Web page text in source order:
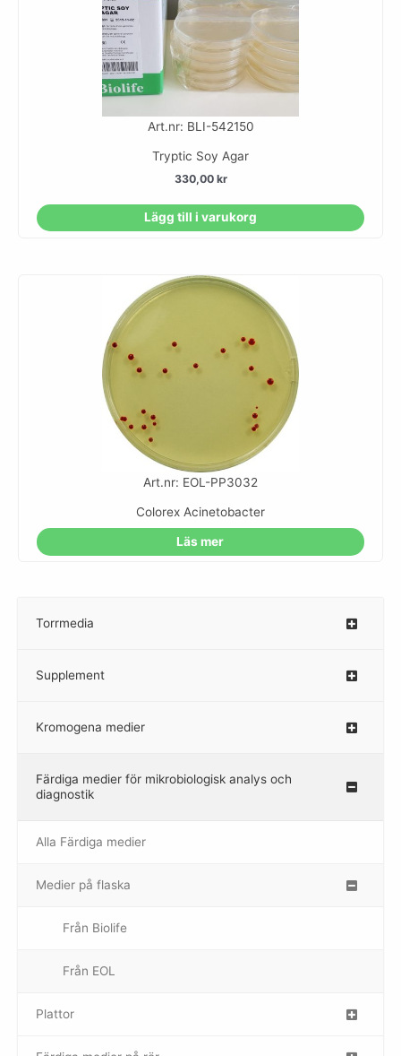
Art.nr: BLI-542150
Tryptic Soy Agar
330,00 kr
Lägg till i varukorg
Art.nr: EOL-PP3032
Colorex Acinetobacter
Läs mer
Torrmedia
–
Supplement
–
Kromogena medier
–
Färdiga medier för mikrobiologisk analys och
diagnostik
Alla Färdiga medier
Medier på flaska
–
Från Biolife
–
Från EOL
–
Plattor
–